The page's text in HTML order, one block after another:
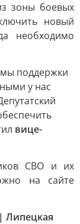
зоны боевых
новый
необходимо
поддержки
у нас
вице-
СВО и их
на сайте
Липецкая